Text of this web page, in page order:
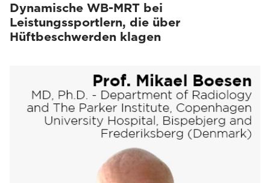
Dynamische WB-MRT bei
Leistungssportlern, die über
Hüftbeschwerden klagen